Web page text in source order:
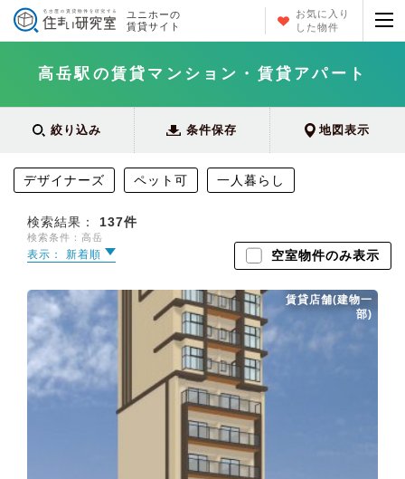
ユニホーの
賃貸サイト
お気に入り
した物件
高岳駅の賃貸マンション・賃貸アパート
絞り込み 条件保存 地図表示
デザイナーズ ペット可 一人暮らし
検索結果： 137件
検索条件：高岳
表示： 新着順 空室物件のみ表示
賃貸店舗(建物一
部)